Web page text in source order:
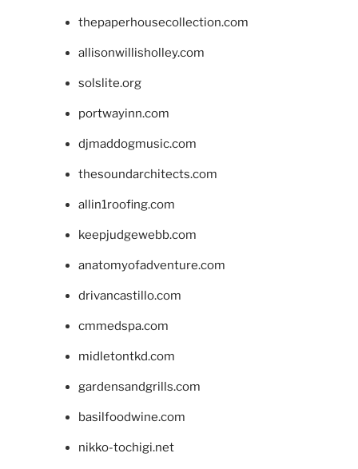
thepaperhousecollection.com
allisonwillisholley.com
solslite.org
portwayinn.com
djmaddogmusic.com
thesoundarchitects.com
allin1roofing.com
keepjudgewebb.com
anatomyofadventure.com
drivancastillo.com
cmmedspa.com
midletontkd.com
gardensandgrills.com
basilfoodwine.com
nikko-tochigi.net